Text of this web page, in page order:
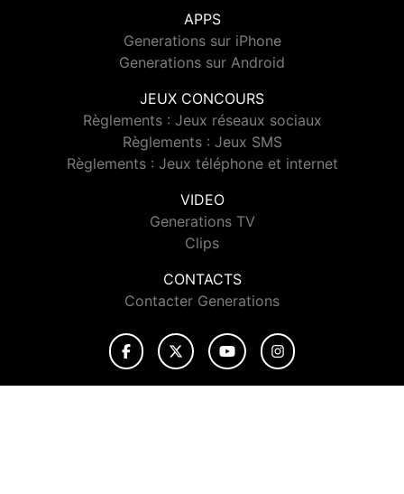
APPS
Generations sur iPhone
Generations sur Android
JEUX CONCOURS
Règlements : Jeux réseaux sociaux
Règlements : Jeux SMS
Règlements : Jeux téléphone et internet
VIDEO
Generations TV
Clips
CONTACTS
Contacter Generations